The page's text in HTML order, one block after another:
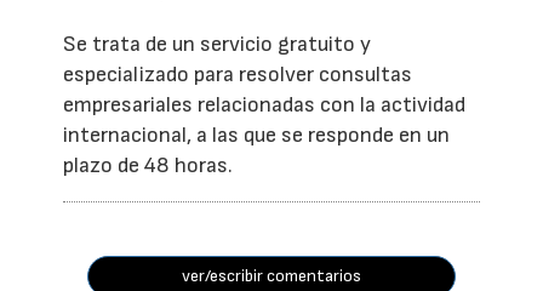
Se trata de un servicio gratuito y
especializado para resolver consultas
empresariales relacionadas con la actividad
internacional, a las que se responde en un
plazo de 48 horas.
ver/escribir comentarios